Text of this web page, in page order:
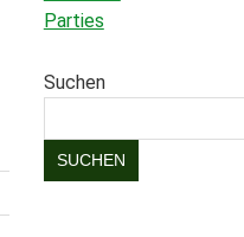
Parties
Suchen
SUCHEN